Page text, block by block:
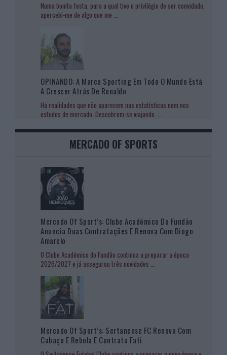
Numa bonita festa, para a qual tive o privilégio de ser convidado,
apercebi-me de algo que me ...
OPINANDO: A Marca Sporting Em Todo O Mundo Está
A Crescer Atrás De Ronaldo
Há realidades que não aparecem nas estatísticas nem nos
estudos de mercado. Descobrem-se viajando. ...
MERCADO OF SPORTS
Mercado Of Sport’s: Clube Académico Do Fundão
Anuncia Duas Contratações E Renova Com Diogo
Amarelo
O Clube Académico do Fundão continua a preparar a época
2026/2027 e já assegurou três novidades ...
Mercado Of Sport’s: Sertanense FC Renova Com
Cabaço E Rebola E Contrata Fati